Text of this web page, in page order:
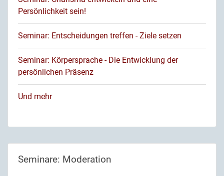
Persönlichkeit sein!
Seminar: Entscheidungen treffen - Ziele setzen
Seminar: Körpersprache - Die Entwicklung der
persönlichen Präsenz
Und mehr
Seminare: Moderation